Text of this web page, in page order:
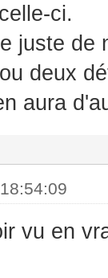
ci.
juste de
deux
aura
vu en